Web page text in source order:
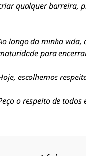
qualquer barreira,
longo da minha vida,
para
escolhemos
o respeito de